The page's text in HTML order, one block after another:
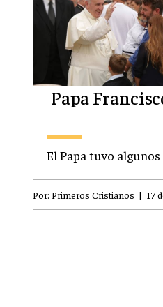
Papa
El Papa tuvo
Por: Primeros Cristianos | 17